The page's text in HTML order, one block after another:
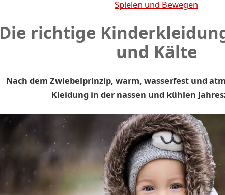
Spielen und Bewegen
Die richtige
und Kälte
Nach dem Zwiebelprinzip, warm, wasserfest und
Kleidung in der nassen und kühlen